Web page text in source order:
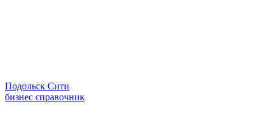
Подольск Сити
бизнес справочник